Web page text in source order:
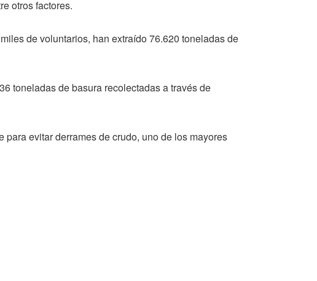
otros factores.
de voluntarios, han extraído 76.620 toneladas de
toneladas de basura recolectadas a través de
evitar derrames de crudo, uno de los mayores